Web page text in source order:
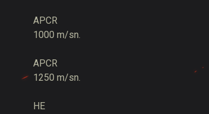
APCR
1000 m/sn.
APCR
1250 m/sn.
HE